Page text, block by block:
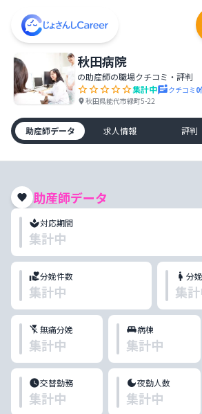
秋田病院
の助産師の職場クチコミ・評判
集計中
クチコミ 0
秋田県能代市緑町5-22
助産師データ 求人情報 評判
助産師データ
対応期間
集計中
分娩件数
集計中
分
集
無痛分娩
集計中
病棟
集計中
交替勤務
集計中
夜勤人数
集計中